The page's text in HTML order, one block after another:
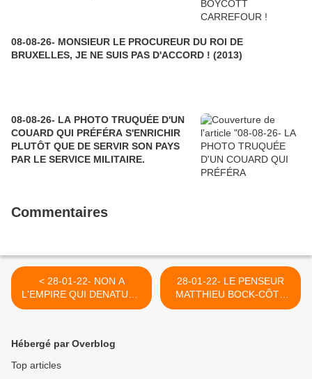
08-08-26- MONSIEUR LE PROCUREUR DU ROI DE
BRUXELLES, JE NE SUIS PAS D'ACCORD ! (2013)
08-08-26- LA PHOTO TRUQUÉE D'UN
COUARD QUI PRÉFÉRA S'ENRICHIR
PLUTÔT QUE DE SERVIR SON PAYS
PAR LE SERVICE MILITAIRE.
Commentaires
< 28-01-22- NON A
L'EMPIRE QUI DENATURE
LE MONDE ET
28-01-22- LE PENSEUR
MATTHIEU BOCK-CÔTE
QUI SEMBLE DELAISSER
Hébergé par Overblog
Top articles